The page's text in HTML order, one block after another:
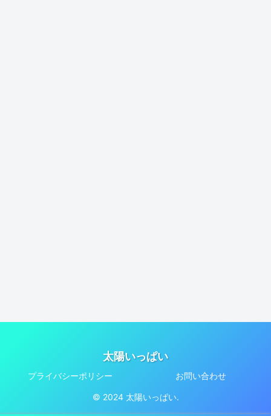
太陽いっぱい
プライバシーポリシー お問い合わせ
© 2024 太陽いっぱい.